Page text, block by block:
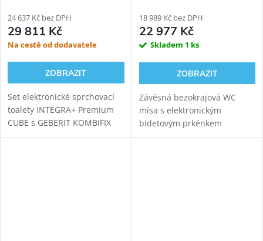
Eco 110.302.00.5
24 637 Kč bez DPH
29 811 Kč
Na cestě od dodavatele
ZOBRAZIT
Set elektronické sprchovací
toalety INTEGRA+ Premium
CUBE s GEBERIT KOMBIFIX
ECO 110.302.00.5 modulem
Duofix 111.300.00.6
18 989 Kč bez DPH
22 977 Kč
Skladem 1 ks
ZOBRAZIT
Závěsná bezokrajová WC
mísa s elektronickým
bidetovým prkénkem
HYUNDAI Wacortec s